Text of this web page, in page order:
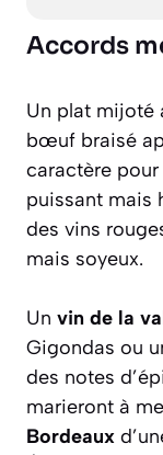
Accords
Un plat mijoté
bœuf braisé
caractère
puissant mais
des vins
mais soyeux.
Un vin de la
Gigondas ou
des notes
marieront à
Bordeaux